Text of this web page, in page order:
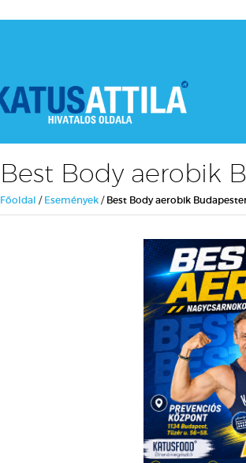
Best Body aerobik
Főoldal / Események / Best Body aerobik